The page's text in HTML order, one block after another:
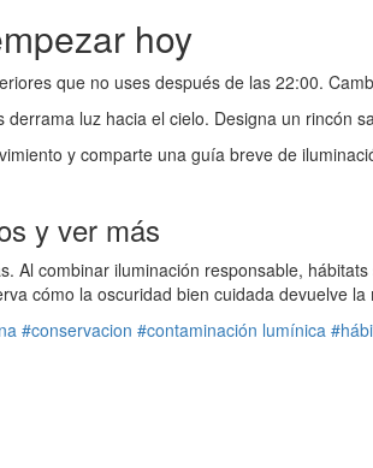
hoy
que no uses después de las 22:00.
luz hacia el cielo. Designa un
y comparte una guía breve de
y ver más
Al combinar iluminación responsable,
cómo la oscuridad bien cuidada devuelve
#conservacion #contaminación lumínica